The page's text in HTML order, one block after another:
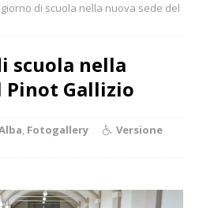
di scuola nella nuova sede del
scuola nella
Pinot Gallizio
, Fotogallery
Versione